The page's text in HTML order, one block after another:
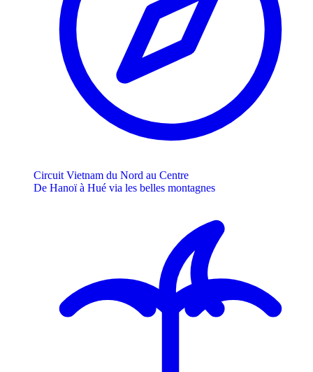
Circuit Vietnam du Nord au Centre
De Hanoï à Hué via les belles montagnes